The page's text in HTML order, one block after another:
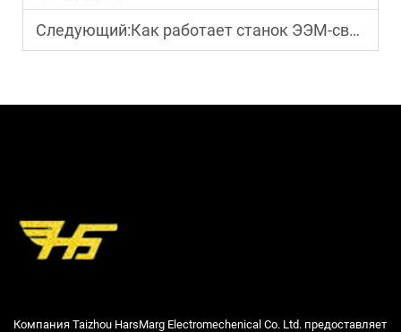
Следующий:Как работает станок ЭЭМ-сверления на высокоточных работах?
Компания Taizhou HarsMarg Electromechenical Co. Ltd. предоставляет